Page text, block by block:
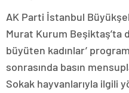
AK Parti İstanbul
Murat Kurum Beşiktaş’ta
büyüten kadınlar’
sonrasında basın
Sokak hayvanlarıyla ilgili